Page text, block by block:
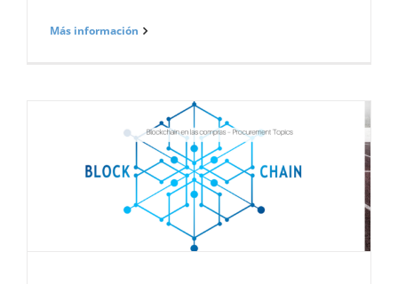
Más información